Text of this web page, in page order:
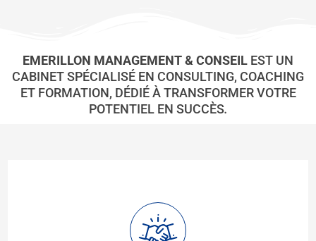
EMERILLON MANAGEMENT & CONSEIL EST UN
CABINET SPÉCIALISÉ EN CONSULTING, COACHING
ET FORMATION, DÉDIÉ À TRANSFORMER VOTRE
POTENTIEL EN SUCCÈS.